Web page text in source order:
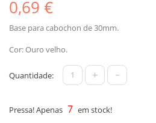
0,69 €
Base para cabochon de 30mm.
Cor: Ouro velho.
Quantidade: + -
Pressa! Apenas 7 em stock!